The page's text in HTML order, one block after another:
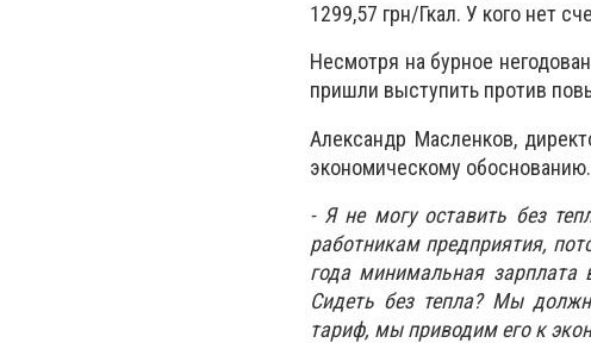
1299,57 грн/Гкал. У кого нет
Несмотря на бурное
пришли выступить против
Александр Масленков,
экономическому обоснованию.
- Я не могу оставить без
работникам предприятия,
года минимальная зарплата
Сидеть без тепла? Мы
тариф, мы приводим его к